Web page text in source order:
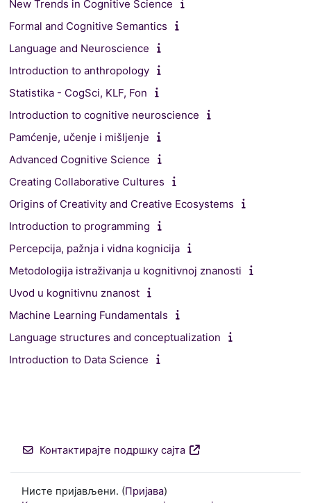
New Trends in Cognitive Science
Formal and Cognitive Semantics
Language and Neuroscience
Introduction to anthropology
Statistika - CogSci, KLF, Fon
Introduction to cognitive neuroscience
Pamćenje, učenje i mišljenje
Advanced Cognitive Science
Creating Collaborative Cultures
Origins of Creativity and Creative Ecosystems
Introduction to programming
Percepcija, pažnja i vidna kognicija
Metodologija istraživanja u kognitivnoj znanosti
Uvod u kognitivnu znanost
Machine Learning Fundamentals
Language structures and conceptualization
Introduction to Data Science
Контактирајте подршку сајта
Нисте пријављени. (Пријава)